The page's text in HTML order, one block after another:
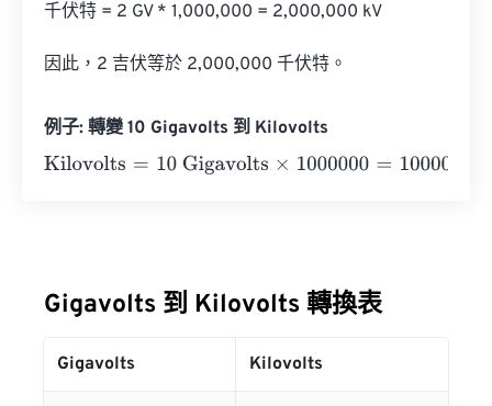
千伏特 = 2 GV * 1,000,000 = 2,000,000 kV
因此，2 吉伏等於 2,000,000 千伏特。
例子: 轉變 10 Gigavolts 到 Kilovolts
Kilovolts=10 Gigavolts×1000000=10000000 Kilovolts
Gigavolts 到 Kilovolts 轉換表
Gigavolts Kilovolts